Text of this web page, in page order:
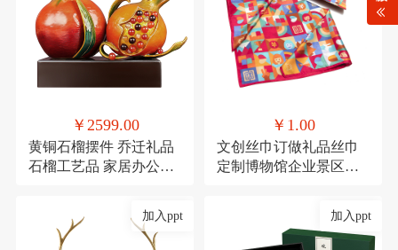
￥2599.00
黄铜石榴摆件 乔迁礼品
石榴工艺品 家居办公装
￥1.00
文创丝巾订做礼品丝巾
定制博物馆企业景区文
加入ppt 加入ppt